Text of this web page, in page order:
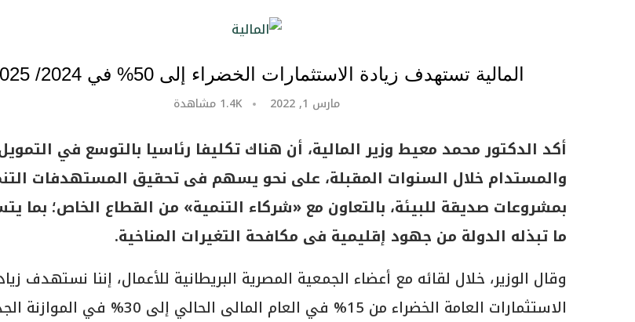
المالية تستهدف زيادة الاستثمارات الخضراء إلى 50% في 2024/ 2025
مارس 1, 2022
1.4K مشاهدة
أكد الدكتور محمد معيط وزير المالية، أن هناك تكليفا رئاسيا بالتوسع في
والمستدام خلال السنوات المقبلة، على نحو يسهم فى تحقيق المستهدفات
بمشروعات صديقة للبيئة، بالتعاون مع «شركاء التنمية» من القطاع الخاص؛ بما
ما تبذله الدولة من جهود إقليمية فى مكافحة التغيرات المناخية.
وقال الوزير، خلال لقائه مع أعضاء الجمعية المصرية البريطانية للأعمال، إننا نستهدف
الاستثمارات العامة الخضراء من 15% في العام المالى الحالي إلى